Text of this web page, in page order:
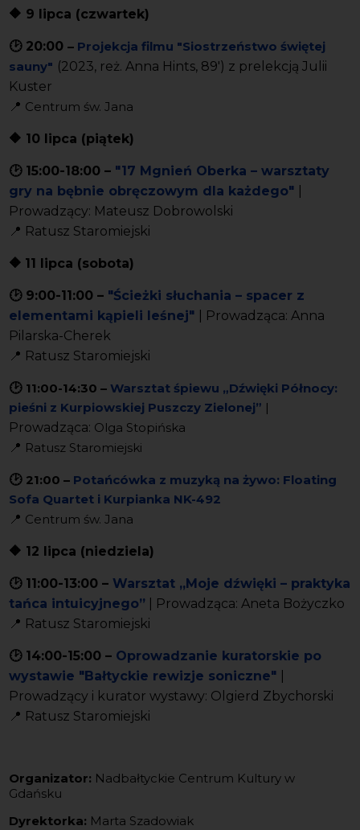
🔶 9 lipca (czwartek)
🕑 20:00– Projekcja filmu "Siostrzeństwo świętej
sauny" (2023, reż. Anna Hints, 89') z prelekcją Julii
Kuster
📍 Centrum św. Jana
🔶 10 lipca (piątek)
🕑 15:00-18:00– "17 Mgnień Oberka – warsztaty
gry na bębnie obręczowym dla każdego"
Prowadzący: Mateusz Dobrowolski
📍 Ratusz Staromiejski
🔶 11 lipca (sobota)
🕑 9:00-11:00– "Ścieżki słuchania – spacer z
elementami kąpieli leśnej"
| Prowadząca:Anna
Pilarska-Cherek
📍 Ratusz Staromiejski
🕑 11:00-14:30–Warsztat śpiewu „Dźwięki Północy:
pieśni z Kurpiowskiej Puszczy Zielonej” |
Prowadząca: Olga Stopińska
📍 Ratusz Staromiejski
🕑 21:00– Potańcówka z muzyką na żywo: Floating
Sofa Quartet i Kurpianka NK-492
📍 Centrum św. Jana
🔶 12 lipca (niedziela)
🕑 11:00-13:00–Warsztat „Moje dźwięki – praktyka
tańca intuicyjnego”
| Prowadząca: Aneta Bożyczko
📍 Ratusz Staromiejski
🕑 14:00-15:00– Oprowadzanie kuratorskie po
wystawie "Bałtyckie rewizje soniczne"
Prowadzący i kurator wystawy: Olgierd Zbychorski
📍 Ratusz Staromiejski
Organizator: Nadbałtyckie Centrum Kultury w
Gdańsku
Dyrektorka: Marta Szadowiak